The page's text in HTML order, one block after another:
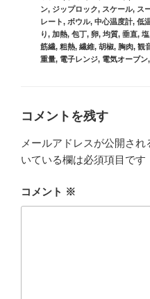
ー
ン, ジップロック, スケール, ス
レート, ボウル, 中心温度計, 低
り, 加熱, 包丁, 卵, 均質, 垂直, 塩
筋繊, 粗熱, 繊維, 胡椒, 胸肉, 観
重量, 電子レンジ, 電気オーブン,
コメントを残す
メールアドレスが公開され
いている欄は必須項目です
コメント ※